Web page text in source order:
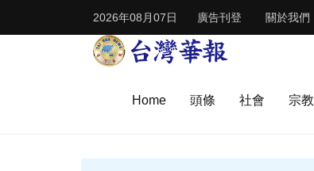
2026年08月07日 廣告刊登 關於我們
Home 頭條 社會 宗教